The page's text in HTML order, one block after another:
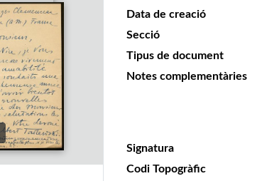
Data de creació
Secció
Tipus de document
Notes complementàries
Signatura
Codi Topogràfic